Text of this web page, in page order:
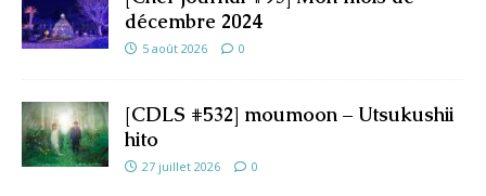
décembre 2024
5 août 2026 0
[CDLS #532] moumoon – Utsukushii
hito
27 juillet 2026 0